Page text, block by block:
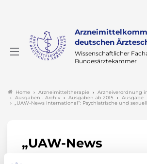
deutschen
Wissenschaftlicher
Bundesärztekammer
Home Arzneimitteltherapie
Arzneiverordnung
Ausgaben - Archiv
Ausgaben ab 2015
Ausgabe
„UAW-News International“: Psychiatrische und
„UAW-News